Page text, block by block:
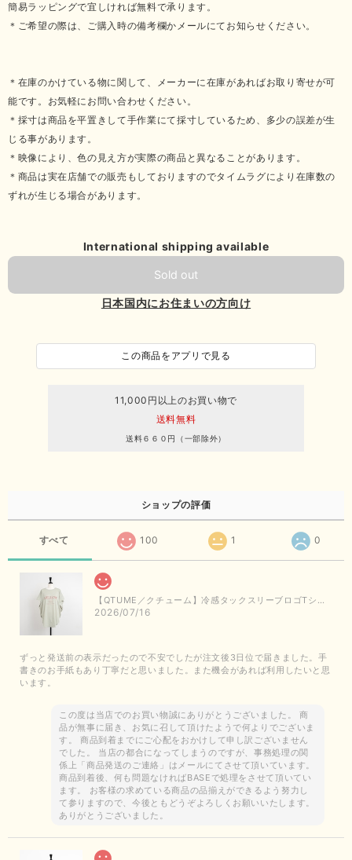
簡易ラッピングで宜しければ無料で承ります。
＊ご希望の際は、ご購入時の備考欄かメールにてお知らせください。
＊在庫のかけている物に関して、メーカーに在庫があればお取り寄せが可
能です。お気軽にお問い合わせください。
＊採寸は商品を平置きして手作業にて採寸しているため、多少の誤差が生
じる事があります。
＊映像により、色の見え方が実際の商品と異なることがあります。
＊商品は実在店舗での販売もしておりますのでタイムラグにより在庫数の
ずれが生じる場合があります。
International shipping available
Sold out
日本国内にお住まいの方向け
この商品をアプリで見る
11,000円以上のお買い物で
送料無料
送料６６０円（一部除外）
ショップの評価
すべて 100 1 0
【QTUME／クチューム】冷感タックスリーブロゴTシャツ（ライトグレー）
2026/07/16
ずっと発送前の表示だったので不安でしたが注文後3日位で届きました。手
書きのお手紙もあり丁寧だと思いました。また機会があれば利用したいと思
います。
この度は当店でのお買い物誠にありがとうございました。 商
品が無事に届き、お気に召して頂けたようで何よりでございま
す。 商品到着までにご心配をおかけして申し訳ございません
でした。 当店の都合になってしまうのですが、事務処理の関
係上「商品発送のご連絡」はメールにてさせて頂いています。
商品到着後、何も問題なければBASEで処理をさせて頂いてい
ます。 お客様の求めている商品の品揃えができるよう努力し
て参りますので、今後ともどうぞよろしくお願いいたします。
ありがとうございました。